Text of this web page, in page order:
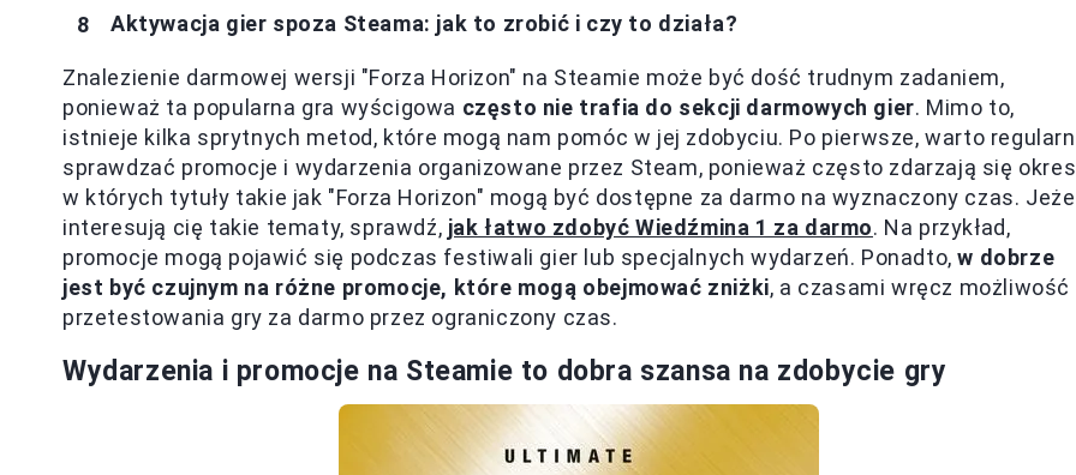
Aktywacja gier spoza Steama: jak to zrobić i czy to działa?
Znalezienie darmowej wersji "Forza Horizon" na Steamie może być dość trudnym zadaniem,
ponieważ ta popularna gra wyścigowa często nie trafia do sekcji darmowych gier. Mimo to,
istnieje kilka sprytnych metod, które mogą nam pomóc w jej zdobyciu. Po pierwsze, warto
sprawdzać promocje i wydarzenia organizowane przez Steam, ponieważ często zdarzają się
w których tytuły takie jak "Forza Horizon" mogą być dostępne za darmo na wyznaczony czas.
interesują cię takie tematy, sprawdź, jak łatwo zdobyć Wiedźmina 1 za darmo. Na przykład,
promocje mogą pojawić się podczas festiwali gier lub specjalnych wydarzeń. Ponadto,w dobrze
jest być czujnym na różne promocje, które mogą obejmować zniżki, a czasami wręcz możliwość
przetestowania gry za darmo przez ograniczony czas.
Wydarzenia i promocje na Steamie to dobra szansa na zdobycie gry